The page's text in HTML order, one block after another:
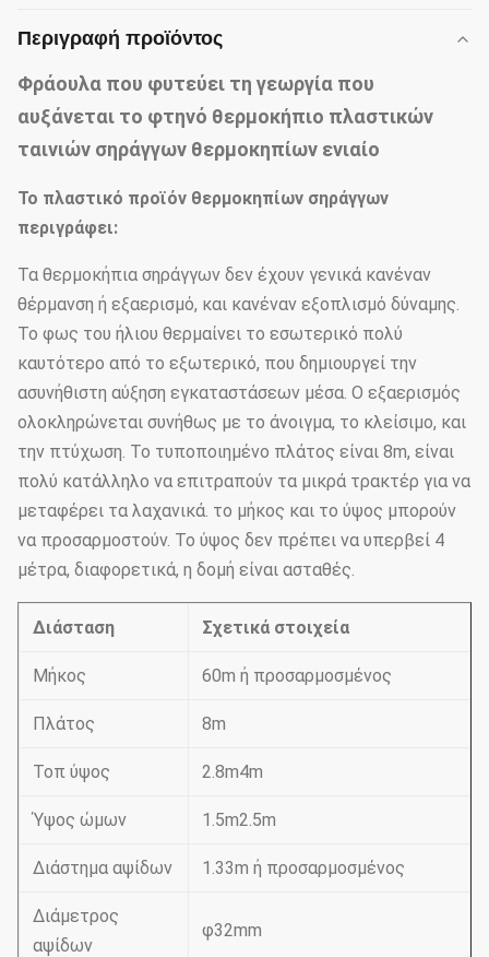
Περιγραφή προϊόντος
Φράουλα που φυτεύει τη γεωργία που
αυξάνεται το φτηνό θερμοκήπιο πλαστικών
ταινιών σηράγγων θερμοκηπίων ενιαίο
Το πλαστικό προϊόν θερμοκηπίων σηράγγων
περιγράφει:
Τα θερμοκήπια σηράγγων δεν έχουν γενικά κανέναν
θέρμανση ή εξαερισμό, και κανέναν εξοπλισμό δύναμης.
Το φως του ήλιου θερμαίνει το εσωτερικό πολύ
καυτότερο από το εξωτερικό, που δημιουργεί την
ασυνήθιστη αύξηση εγκαταστάσεων μέσα. Ο εξαερισμός
ολοκληρώνεται συνήθως με το άνοιγμα, το κλείσιμο, και
την πτύχωση. Το τυποποιημένο πλάτος είναι 8m, είναι
πολύ κατάλληλο να επιτραπούν τα μικρά τρακτέρ για να
μεταφέρει τα λαχανικά. το μήκος και το ύψος μπορούν
να προσαρμοστούν. Το ύψος δεν πρέπει να υπερβεί 4
μέτρα, διαφορετικά, η δομή είναι ασταθές.
Διάσταση Σχετικά στοιχεία
Μήκος 60m ή προσαρμοσμένος
Πλάτος 8m
Τοπ ύψος 2.8m4m
Ύψος ώμων 1.5m2.5m
Διάστημα αψίδων 1.33m ή προσαρμοσμένος
Διάμετρος
αψίδων
φ32mm